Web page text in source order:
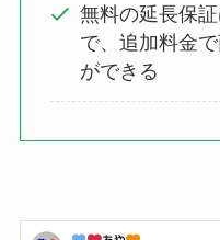
無料の延長保
で、追加料金
ができる